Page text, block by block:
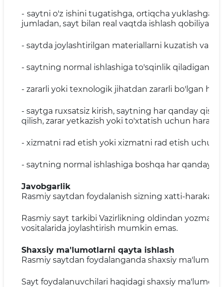
- saytni o'z ishini tugatishga, ortiqcha yuklashga,
jumladan, sayt bilan real vaqtda ishlash
- saytda joylashtirilgan materiallarni kuzatish va
- saytning normal ishlashiga to'sqinlik qiladigan
- zararli yoki texnologik jihatdan zararli bo'lgan
- saytga ruxsatsiz kirish, saytning har qanday
qilish, zarar yetkazish yoki to'xtatish uchun
- xizmatni rad etish yoki xizmatni rad etish
- saytning normal ishlashiga boshqa har qanday
Javobgarlik
Rasmiy saytdan foydalanish sizning xatti-
Rasmiy sayt tarkibi Vazirlikning oldindan yozma
vositalarida joylashtirish mumkin emas.
Shaxsiy ma'lumotlarni qayta ishlash
Rasmiy saytdan foydalanganda shaxsiy
Sayt foydalanuvchilari haqidagi shaxsiy